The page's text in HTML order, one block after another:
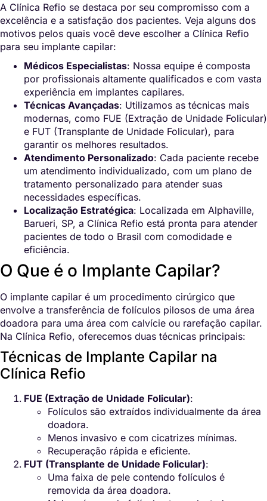
A Clínica Refio se destaca por seu compromisso com a
excelência e a satisfação dos pacientes. Veja alguns dos
motivos pelos quais você deve escolher a Clínica Refio
para seu implante capilar:
Médicos Especialistas: Nossa equipe é composta
por profissionais altamente qualificados e com vasta
experiência em implantes capilares.
Técnicas Avançadas: Utilizamos as técnicas mais
modernas, como FUE (Extração de Unidade Folicular)
e FUT (Transplante de Unidade Folicular), para
garantir os melhores resultados.
Atendimento Personalizado: Cada paciente recebe
um atendimento individualizado, com um plano de
tratamento personalizado para atender suas
necessidades específicas.
Localização Estratégica: Localizada em Alphaville,
Barueri, SP, a Clínica Refio está pronta para atender
pacientes de todo o Brasil com comodidade e
eficiência.
O Que é o Implante Capilar?
O implante capilar é um procedimento cirúrgico que
envolve a transferência de folículos pilosos de uma área
doadora para uma área com calvície ou rarefação capilar.
Na Clínica Refio, oferecemos duas técnicas principais:
Técnicas de Implante Capilar na
Clínica Refio
FUE (Extração de Unidade Folicular):
Folículos são extraídos individualmente da área
doadora.
Menos invasivo e com cicatrizes mínimas.
Recuperação rápida e eficiente.
FUT (Transplante de Unidade Folicular):
Uma faixa de pele contendo folículos é
removida da área doadora.